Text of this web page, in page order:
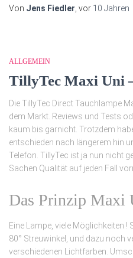
Von Jens Fiedler , vor 10 Jahren
ALLGEMEIN
TillyTec Maxi Uni
Die TillyTec Direct Tauchlampe
dem Markt. Reviews und Tests
kaum bis garnicht. Trotzdem
entschieden nach längerem hin
Telefon. TillyTec ist ja nun nicht
Sachen Qualität auf jeden Fall
Das Prinzip Maxi
Eine Lampe, viele Möglichkeiten
80° Streuwinkel, und dazu noch
verschiedenen Lichtfarben.